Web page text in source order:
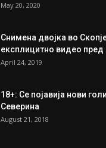
May 20, 2020
Снимена двојка во
експлицитно видео пред
April 24, 2019
18+: Се појавија нови
Северина
August 21, 2018